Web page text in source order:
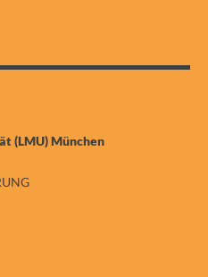
(LMU) München